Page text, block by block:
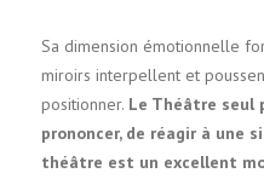
Sa dimension émotionnelle
miroirs interpellent et
positionner. Le Théâtre seul
prononcer, de réagir à une
théâtre est un excellent